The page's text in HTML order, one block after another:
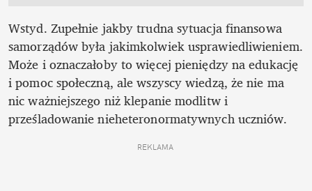
Wstyd. Zupełnie jakby trudna sytuacja finansowa
samorządów była jakimkolwiek usprawiedliwieniem.
Może i oznaczałoby to więcej pieniędzy na edukację
i pomoc społeczną, ale wszyscy wiedzą, że nie ma
nic ważniejszego niż klepanie modlitw i
prześladowanie nieheteronormatywnych uczniów.
REKLAMA